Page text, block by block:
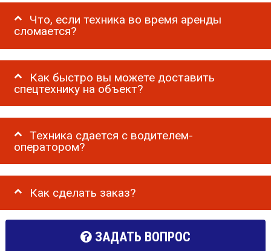
Что, если техника во время аренды
сломается?
Как быстро вы можете доставить
спецтехнику на объект?
Техника сдается с водителем-
оператором?
Как сделать заказ?
ЗАДАТЬ ВОПРОС